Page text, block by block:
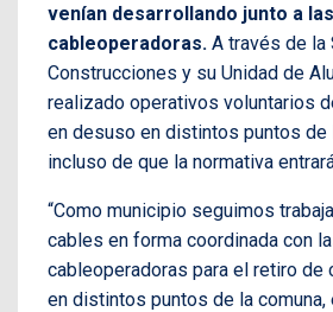
venían desarrollando junto a
cableoperadoras. A través de la
Construcciones y su Unidad de
realizado operativos voluntarios
en desuso en distintos puntos de
incluso de que la normativa
“Como municipio seguimos
cables en forma coordinada con
cableoperadoras para el retiro de
en distintos puntos de la